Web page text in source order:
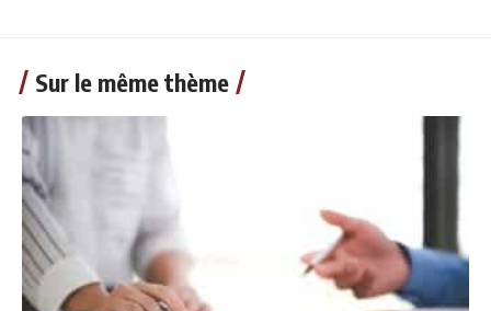
Sur le même thème